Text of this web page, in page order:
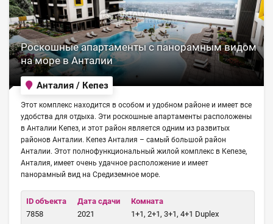
Роскошные апартаменты с панорамным видом
на море в Анталии
Анталия / Кепез
Этот комплекс находится в особом и удобном районе и имеет все
удобства для отдыха. Эти роскошные апартаменты расположены
в Анталии Кепез, и этот район является одним из развитых
районов Анталии. Кепез Анталия – самый большой район
Анталии. Этот полнофункциональный жилой комплекс в Кепезе,
Анталия, имеет очень удачное расположение и имеет
панорамный вид на Средиземное море.
ID объекта
7858
Дата сдачи
2021
Комната
1+1, 2+1, 3+1, 4+1 Duplex